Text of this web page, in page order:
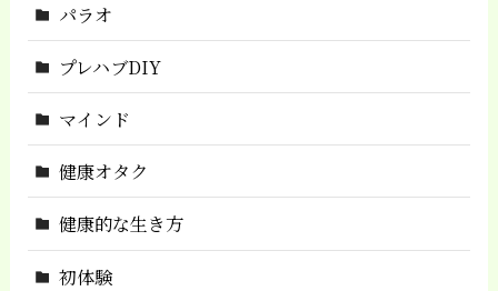
パラオ
プレハブDIY
マインド
健康オタク
健康的な生き方
初体験